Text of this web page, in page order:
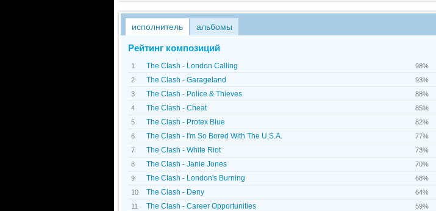
исполнитель альбомы
Рейтинг композиций
1 The Clash - London Calling
98%
2
The Clash - Garageland
93%
3
The Clash - Police & Thieves
88%
4
The Clash - Cheat
85%
5
The Clash - Protex Blue
82%
6
The Clash - I'm So Bored With The U.S.A.
77%
7
The Clash - White Riot
73%
8
The Clash - Janie Jones
70%
9
The Clash - London's Burning
68%
10
The Clash - Deny
64%
11
The Clash - Career Opportunities
59%